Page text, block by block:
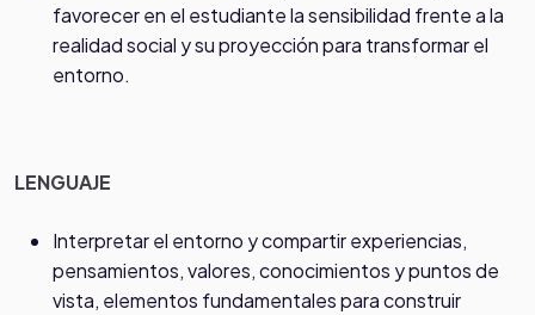
favorecer en el estudiante la sensibilidad frente a la
realidad social y su proyección para transformar el
entorno.
LENGUAJE
Interpretar el entorno y compartir experiencias,
pensamientos, valores, conocimientos y puntos de
vista, elementos fundamentales para construir